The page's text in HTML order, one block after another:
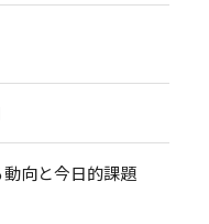
向と今日的課題